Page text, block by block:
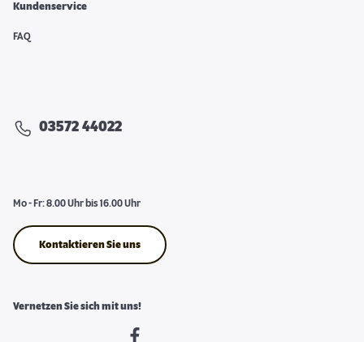
Kundenservice
FAQ
03572 44022
Mo - Fr: 8.00 Uhr bis 16.00 Uhr
Kontaktieren Sie uns
Vernetzen Sie sich mit uns!